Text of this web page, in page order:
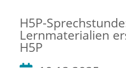
H5P-
Lernmaterialien
H5P